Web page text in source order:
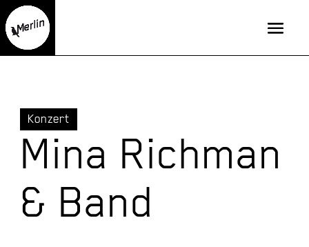
Konzert
Mina Richman
& Band